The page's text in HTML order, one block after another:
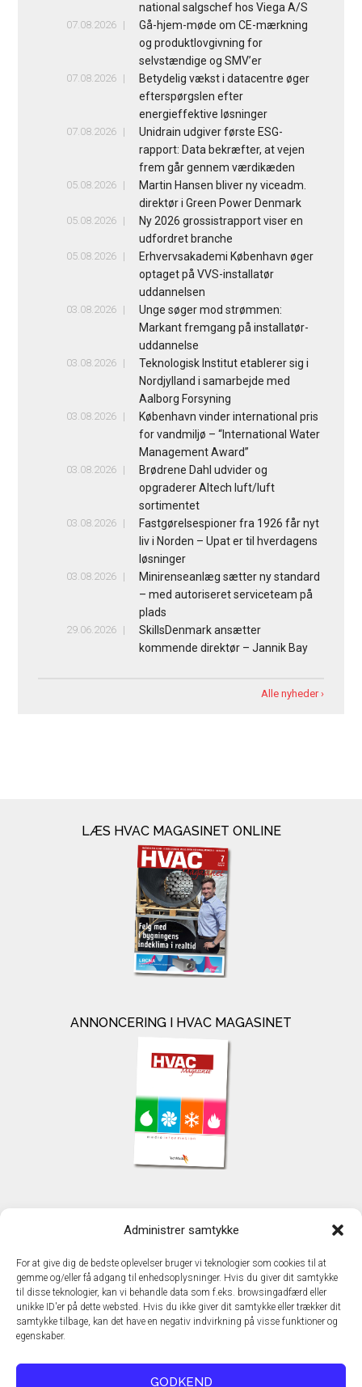
Administrer samtykke
For at give dig de bedste oplevelser bruger vi teknologier som cookies til at
gemme og/eller få adgang til enhedsoplysninger. Hvis du giver dit samtykke
til disse teknologier, kan vi behandle data som f.eks. browsingadfærd eller
unikke ID'er på dette websted. Hvis du ikke giver dit samtykke eller trækker dit
samtykke tilbage, kan det have en negativ indvirkning på visse funktioner og
egenskaber.
GODKEND
national salgschef hos Viega A/S
07.08.2026
Gå-hjem-møde om CE-mærkning
og produktlovgivning for
selvstændige og SMV’er
07.08.2026
Betydelig vækst i datacentre øger
efterspørgslen efter
energieffektive løsninger
07.08.2026
Unidrain udgiver første ESG-
rapport: Data bekræfter, at vejen
frem går gennem værdikæden
05.08.2026
Martin Hansen bliver ny viceadm.
direktør i Green Power Denmark
05.08.2026
Ny 2026 grossistrapport viser en
udfordret branche
05.08.2026
Erhvervsakademi København øger
optaget på VVS-installatør
uddannelsen
03.08.2026
Unge søger mod strømmen:
Markant fremgang på installatør-
uddannelse
03.08.2026
Teknologisk Institut etablerer sig i
Nordjylland i samarbejde med
Aalborg Forsyning
03.08.2026
København vinder international pris
for vandmiljø – “International Water
Management Award”
03.08.2026
Brødrene Dahl udvider og
opgraderer Altech luft/luft
sortimentet
03.08.2026
Fastgørelsespioner fra 1926 får nyt
liv i Norden – Upat er til hverdagens
løsninger
03.08.2026
Minirenseanlæg sætter ny standard
– med autoriseret serviceteam på
plads
29.06.2026
SkillsDenmark ansætter
kommende direktør – Jannik Bay
Alle nyheder ›
LÆS HVAC MAGASINET ONLINE
ANNONCERING I HVAC MAGASINET
TechMedia A/S
DK - 2600 Glostrup
www.techmedia.dk
Telefon: +45 43 24 26 28
E-mail:info@techmedia.dk